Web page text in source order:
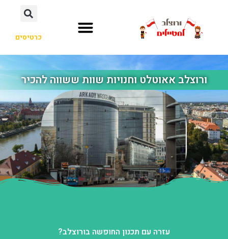
כרטיסים
ורוצלב אאוטלט וחנויות שוות ששווה להכיר
עזרה עם תכנון החופשה בורוצלב?